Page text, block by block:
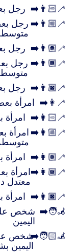
👨🏻‍🦯‍➡️ رجل
👨🏼‍🦯‍➡️ رجل
👨🏽‍🦯‍➡️ رجل
👨🏾‍🦯‍➡️ رجل
👨🏿‍🦯‍➡️ رجل
👩‍🦯‍➡️ امرأة
👩🏻‍🦯‍➡️ امرأة
👩🏼‍🦯‍➡️ امرأة
👩🏽‍🦯‍➡️ امرأة
👩🏾‍🦯‍➡️امرأة
معتدل
👩🏿‍🦯‍➡️ امرأة
🧑‍🦼‍➡️ شخص
اليمين
🧑🏻‍🦼‍➡️شخص
اليمين